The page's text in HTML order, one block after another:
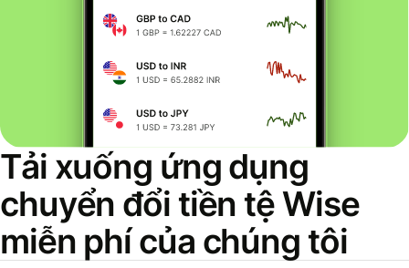
Tải xuống ứng dụng
chuyển đổi tiền tệ Wise
miễn phí của chúng tôi